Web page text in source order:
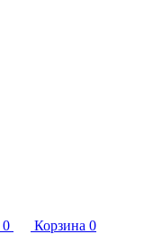
0 Корзина 0